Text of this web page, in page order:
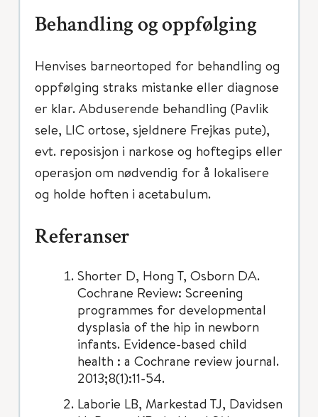
Behandling og oppfølging
Henvises barneortoped for behandling og
oppfølging straks mistanke eller diagnose
er klar. Abduserende behandling (Pavlik
sele, LIC ortose, sjeldnere Frejkas pute),
evt. reposisjon i narkose og hoftegips eller
operasjon om nødvendig for å lokalisere
og holde hoften i acetabulum.
Referanser
Shorter D, Hong T, Osborn DA.
Cochrane Review: Screening
programmes for developmental
dysplasia of the hip in newborn
infants. Evidence-based child
health : a Cochrane review journal.
2013;8(1):11-54.
Laborie LB, Markestad TJ, Davidsen